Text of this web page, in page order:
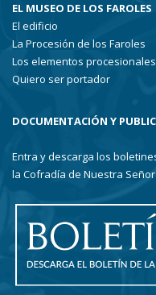
EL MUSEO DE LOS FAROLES
El edificio
La Procesión de los Faroles
Los elementos procesionales
Quiero ser portador
DOCUMENTACIÓN Y
Entra y descarga los
la Cofradía de Nuestra